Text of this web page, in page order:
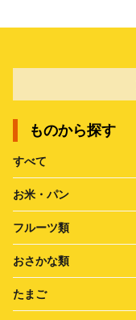
ものから探す
すべて
お米・パン
フルーツ類
おさかな類
たまご